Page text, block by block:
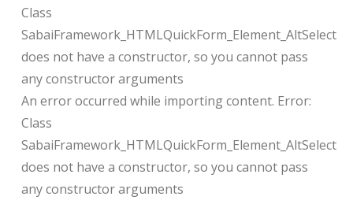
Class
SabaiFramework_HTMLQuickForm_Element_AltSelect
does not have a constructor, so you cannot pass
any constructor arguments
An error occurred while importing content. Error:
Class
SabaiFramework_HTMLQuickForm_Element_AltSelect
does not have a constructor, so you cannot pass
any constructor arguments